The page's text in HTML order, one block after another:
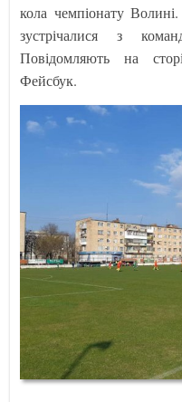
кола чемпіонату
зустрічалися з
Повідомляють на
Фейсбук.